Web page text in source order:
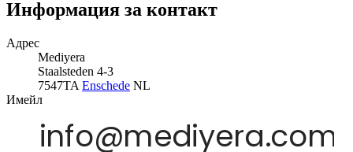
Информация за контакт
Адрес
Mediyera
Staalsteden 4-3
7547TA Enschede NL
Имейл